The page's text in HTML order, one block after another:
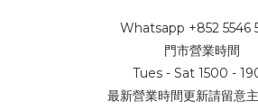
Whatsapp +852 5546
門市營業時間
Tues - Sat 1500 -
最新營業時間更新請留意